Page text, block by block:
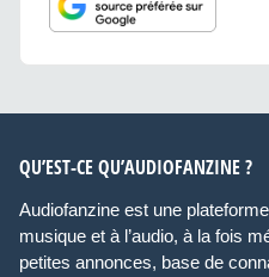
QU’EST-CE QU’AUDIOFANZINE ?
Audiofanzine est une
musique et à l’audio, à la fois
petites annonces, base de